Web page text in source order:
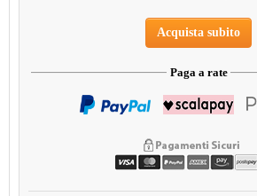
Acquista subito
Paga a rate